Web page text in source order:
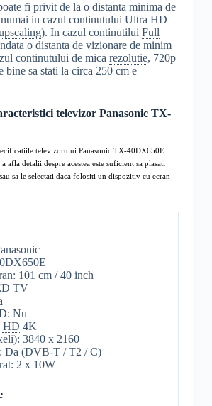
fi privit de la o distanta minima de
in cazul continutului Ultra HD
). In cazul continutilui Full
o distanta de vizionare de minim
continutului de mica rezolutie, 720p
bine sa stati la circa 250 cm e
televizor Panasonic TX-
televizorului Panasonic TX-40DX650E
afla detalii despre acestea este suficient sa plasati
sa le selectati daca folositi un dispozitiv cu ecran
101 cm / 40 inch
TV
Nu
HD 4K
3840 x 2160
Da (DVB-T/ T2 / C)
2 x 10W